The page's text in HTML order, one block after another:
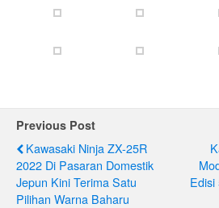
Previous Post
Kawasaki Ninja ZX-25R
2022 Di Pasaran Domestik
Jepun Kini Terima Satu
Pilihan Warna Baharu
Edisi